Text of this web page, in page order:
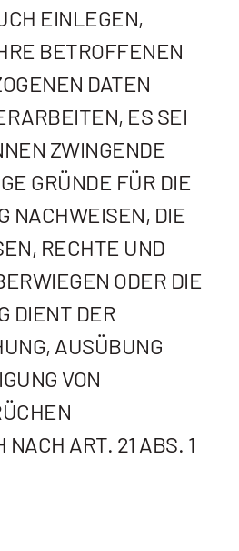
EINLEGEN,
BETROFFENEN
DATEN
ES SEI
ZWINGENDE
GRÜNDE FÜR DIE
NACHWEISEN, DIE
RECHTE UND
ODER DIE
DIENT DER
AUSÜBUNG
VON
NACH ART. 21 ABS. 1